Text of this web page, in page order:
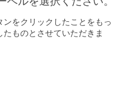
をクリックしたことをもっ
たものとさせていただきま